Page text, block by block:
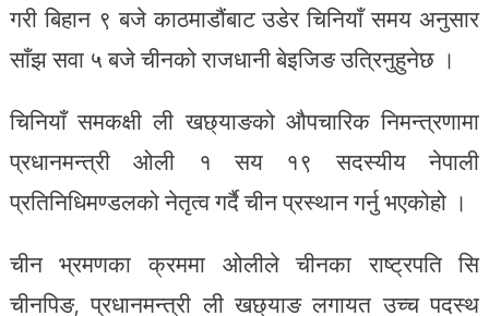
गरी बिहान ९ बजे काठमाडौंबाट उडेर चिनियाँ समय अनुसार
साँझ सवा ५ बजे चीनको राजधानी बेइजिङ उत्रिनुहुनेछ ।
चिनियाँ समकक्षी ली खछ्याङको औपचारिक निमन्त्रणामा
प्रधानमन्त्री ओली १ सय १९ सदस्यीय नेपाली
प्रतिनिधिमण्डलको नेतृत्व गर्दै चीन प्रस्थान गर्नु भएकोहो ।
चीन भ्रमणका क्रममा ओलीले चीनका राष्ट्रपति सि
चीनपिङ, प्रधानमन्त्री ली खछ्याङ लगायत उच्च पदस्थ